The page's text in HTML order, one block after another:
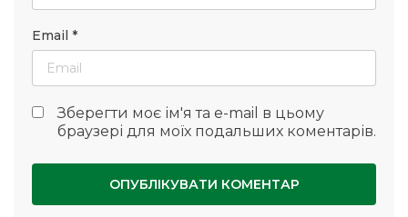
Email *
Зберегти моє ім'я та e-mail в цьому
браузері для моїх подальших коментарів.